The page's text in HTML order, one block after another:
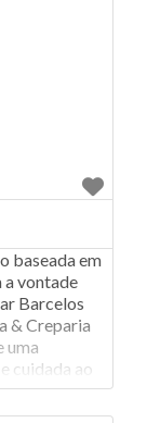
baseada em
a vontade
Barcelos
& Creparia
uma
cuidada ao
– 5€ Só